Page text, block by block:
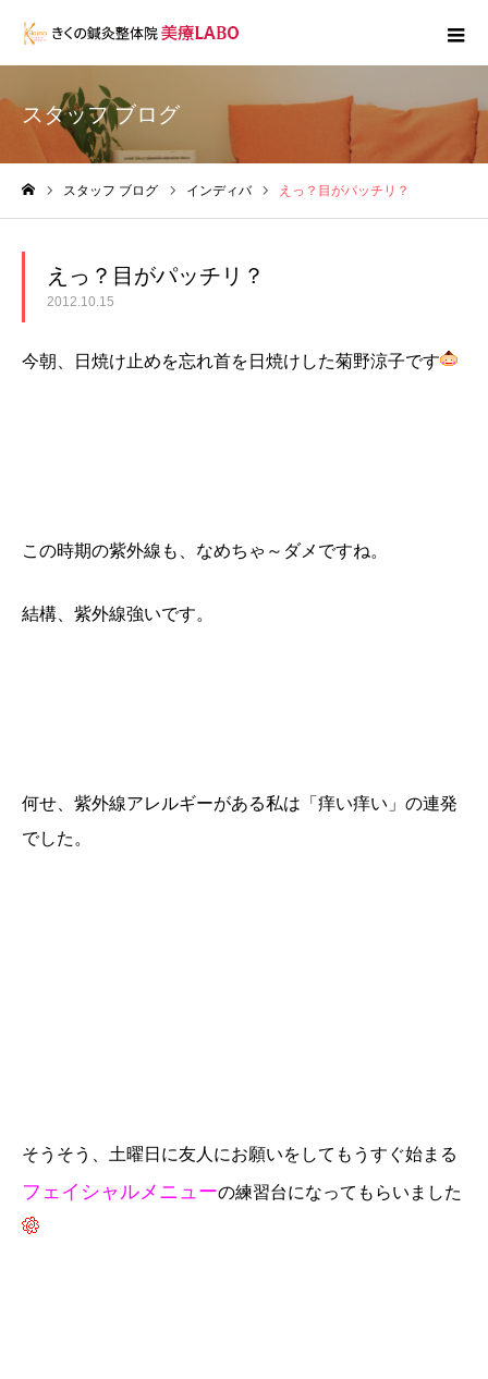
スタッフ ブログ
スタッフ ブログ インディバ えっ？目がパッチリ？
えっ？目がパッチリ？
2012.10.15
今朝、日焼け止めを忘れ首を日焼けした菊野涼子です
この時期の紫外線も、なめちゃ～ダメですね。
結構、紫外線強いです。
何せ、紫外線アレルギーがある私は「痒い痒い」の連発
でした。
そうそう、土曜日に友人にお願いをしてもうすぐ始まる
フェイシャルメニューの練習台になってもらいました